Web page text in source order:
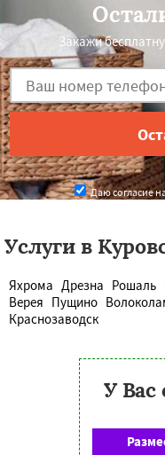
Закажи
Даю согласие
Услуги в
Яхрома Дрезна Рошаль
Верея Пущино
Краснозаводск
У Вас